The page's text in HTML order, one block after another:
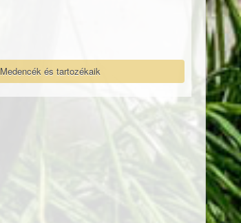
Medencék és tartozékaik